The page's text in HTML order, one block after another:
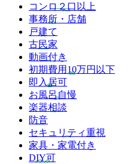
コンロ２口以上
事務所・店舗
戸建て
古民家
動画付き
初期費用10万円以下
即入居可
お風呂自慢
楽器相談
防音
セキュリティ重視
家具・家電付き
DIY可